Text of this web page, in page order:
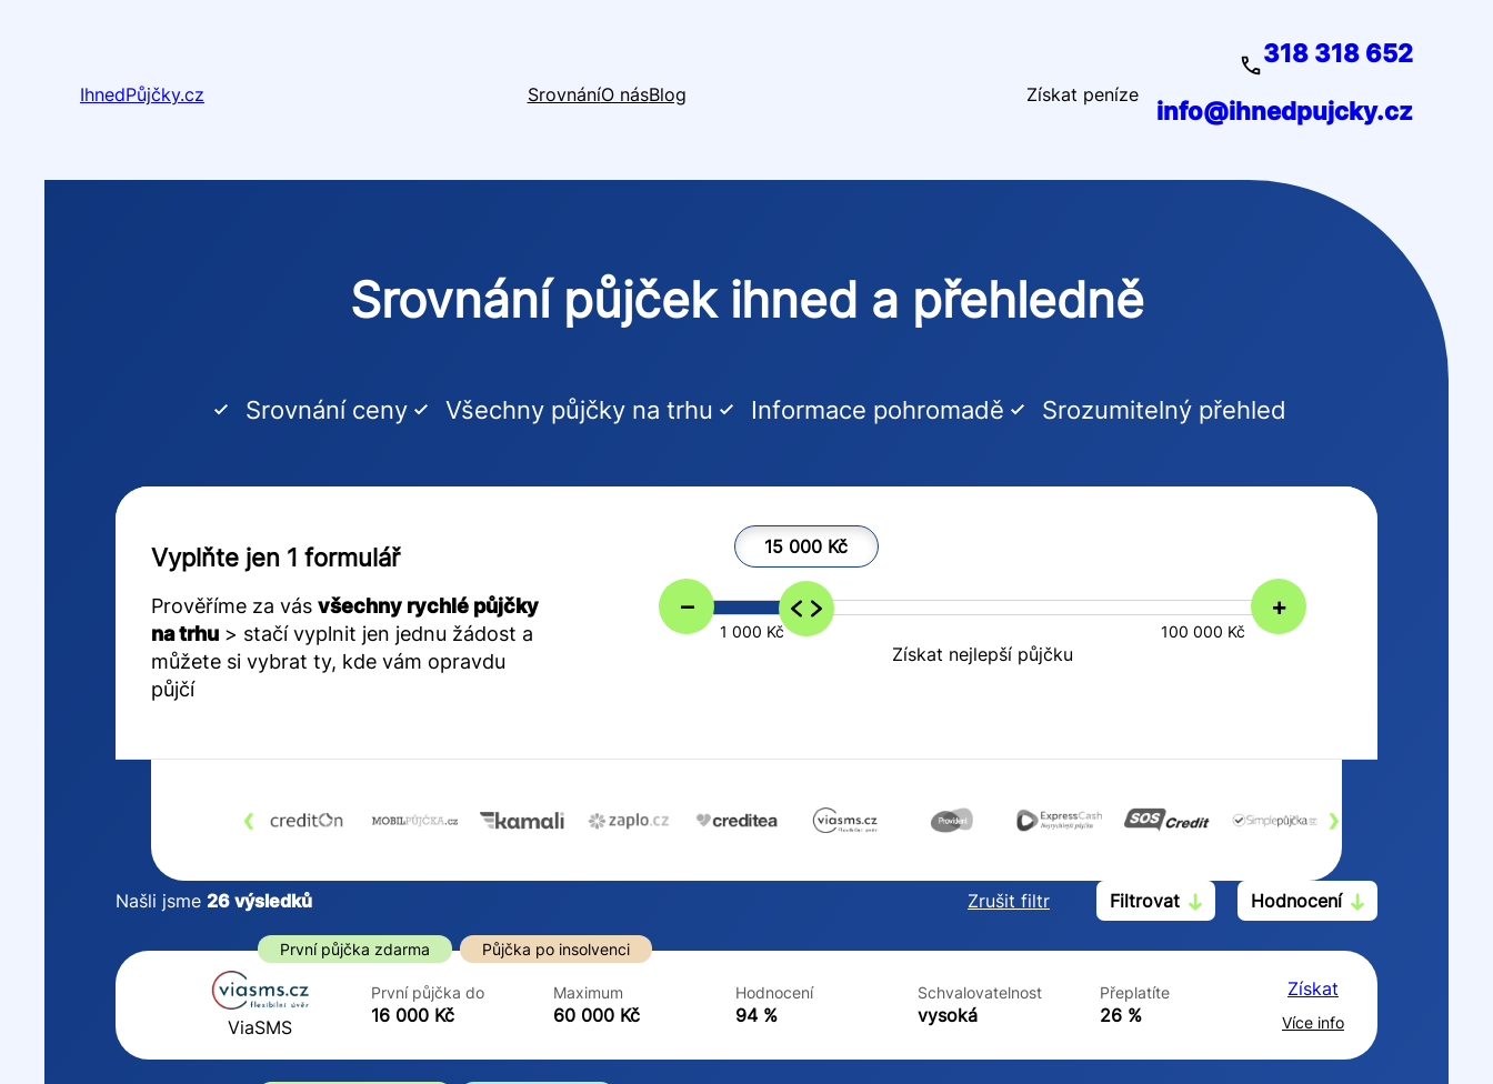
IhnedPůjčky.cz
SrovnáníO násBlog Získat peníze
318 318 652
info@ihnedpujcky.cz
Srovnání půjček ihned a přehledně
Srovnání ceny Všechny půjčky na trhu Informace pohromadě Srozumitelný přehled
Vyplňte jen 1 formulář
Prověříme za vás všechny rychlé půjčky
na trhu > stačí vyplnit jen jednu žádost a
můžete si vybrat ty, kde vám opravdu
půjčí
15 000 Kč
– +
1 000 Kč 100 000 Kč
Získat nejlepší půjčku
‹ ›
Zrušit filtr Filtrovat
Hodnocení
Od
Do
První půjčka zdarma
ano
Ve zkušebce
Našli jsme 26 výsledků
První půjčka zdarma Půjčka po insolvenci
ViaSMS
První půjčka do
16 000 Kč
Maximum
60 000 Kč
Hodnocení
94 %
Schvalovatelnost
vysoká
Přeplatíte
26 %
Získat
Více info